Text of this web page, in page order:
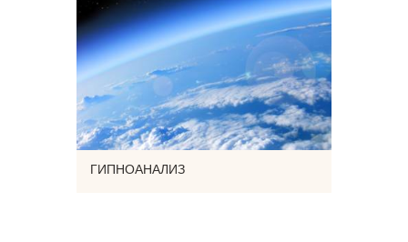
ГИПНОАНАЛИЗ